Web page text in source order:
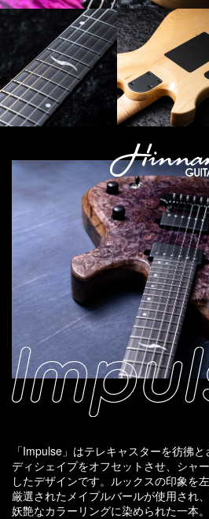
「Impulse」はテレキャスターを彷彿
ディシェイプをオフセットさせ、シャ
したデザインです。ルックスの印象を
厳選されたメイプルバールが使用され
妖艶なカラーリングに染められた一本。